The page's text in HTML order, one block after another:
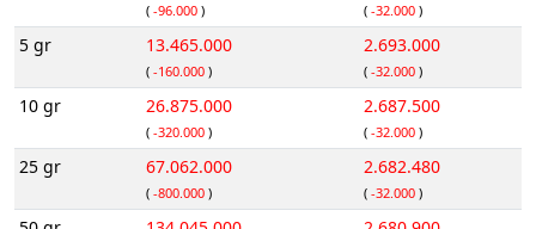
( -96.000 ) ( -32.000 )
5 gr 13.465.000
( -160.000 )
2.693.000
( -32.000 )
10 gr 26.875.000
( -320.000 )
2.687.500
( -32.000 )
25 gr 67.062.000
( -800.000 )
2.682.480
( -32.000 )